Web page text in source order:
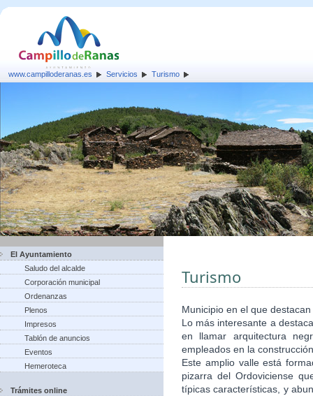
www.campilloderanas.es Servicios Turismo
El Ayuntamiento
Saludo del alcalde
Corporación municipal
Ordenanzas
Plenos
Impresos
Tablón de anuncios
Eventos
Hemeroteca
Trámites online
Turismo
Municipio en el que
Lo más interesante a
en llamar arquitectura
empleados en la
Este amplio valle está
pizarra del Ordoviciense
típicas características, y